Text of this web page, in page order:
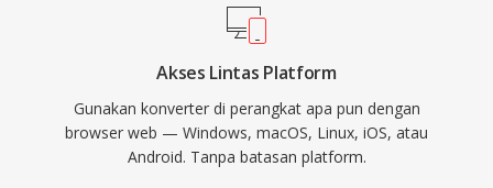
Akses Lintas Platform
Gunakan konverter di perangkat apa pun dengan
browser web — Windows, macOS, Linux, iOS, atau
Android. Tanpa batasan platform.